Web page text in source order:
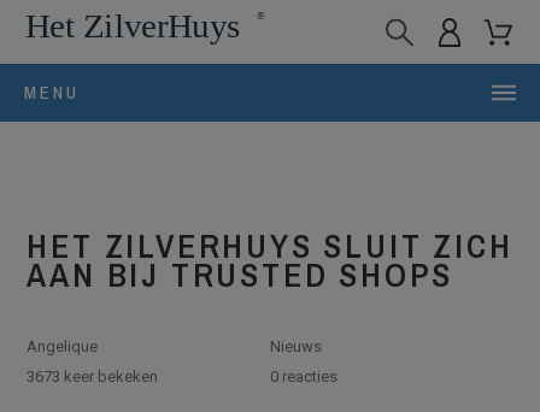
MENU
HET ZILVERHUYS SLUIT ZICH
AAN BIJ TRUSTED SHOPS
Angelique
Nieuws
3673 keer bekeken
0 reacties